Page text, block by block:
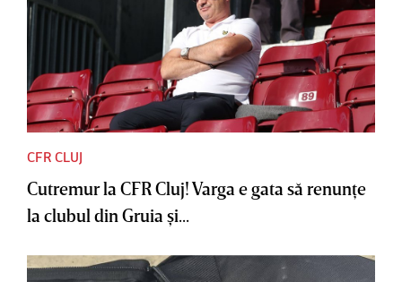
CFR CLUJ
Cutremur la CFR Cluj! Varga e gata să renunţe
la clubul din Gruia şi...